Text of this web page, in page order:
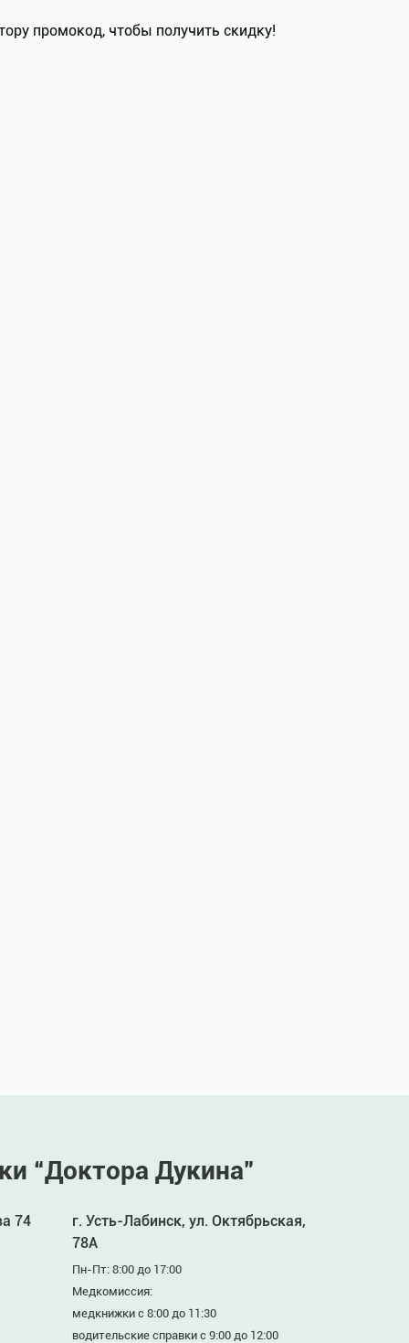
промокод, чтобы получить скидку!
“Доктора Дукина”
74
г. Усть-Лабинск, ул. Октябрьская,
78А
Пн-Пт: 8:00 до 17:00
Медкомиссия:
медкнижки с 8:00 до 11:30
водительские справки с 9:00 до 12:00